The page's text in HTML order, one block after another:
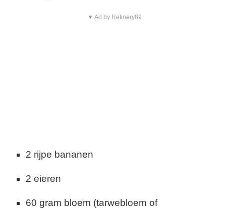
▼ Ad by Refinery89
2 rijpe bananen
2 eieren
60 gram bloem (tarwebloem of